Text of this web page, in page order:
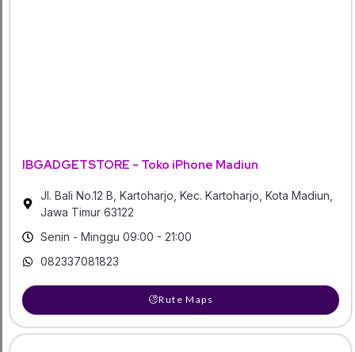
IBGADGETSTORE - Toko iPhone Madiun
Jl. Bali No.12 B, Kartoharjo, Kec. Kartoharjo, Kota Madiun,
Jawa Timur 63122
Senin - Minggu 09:00 - 21:00
082337081823
Rute Maps